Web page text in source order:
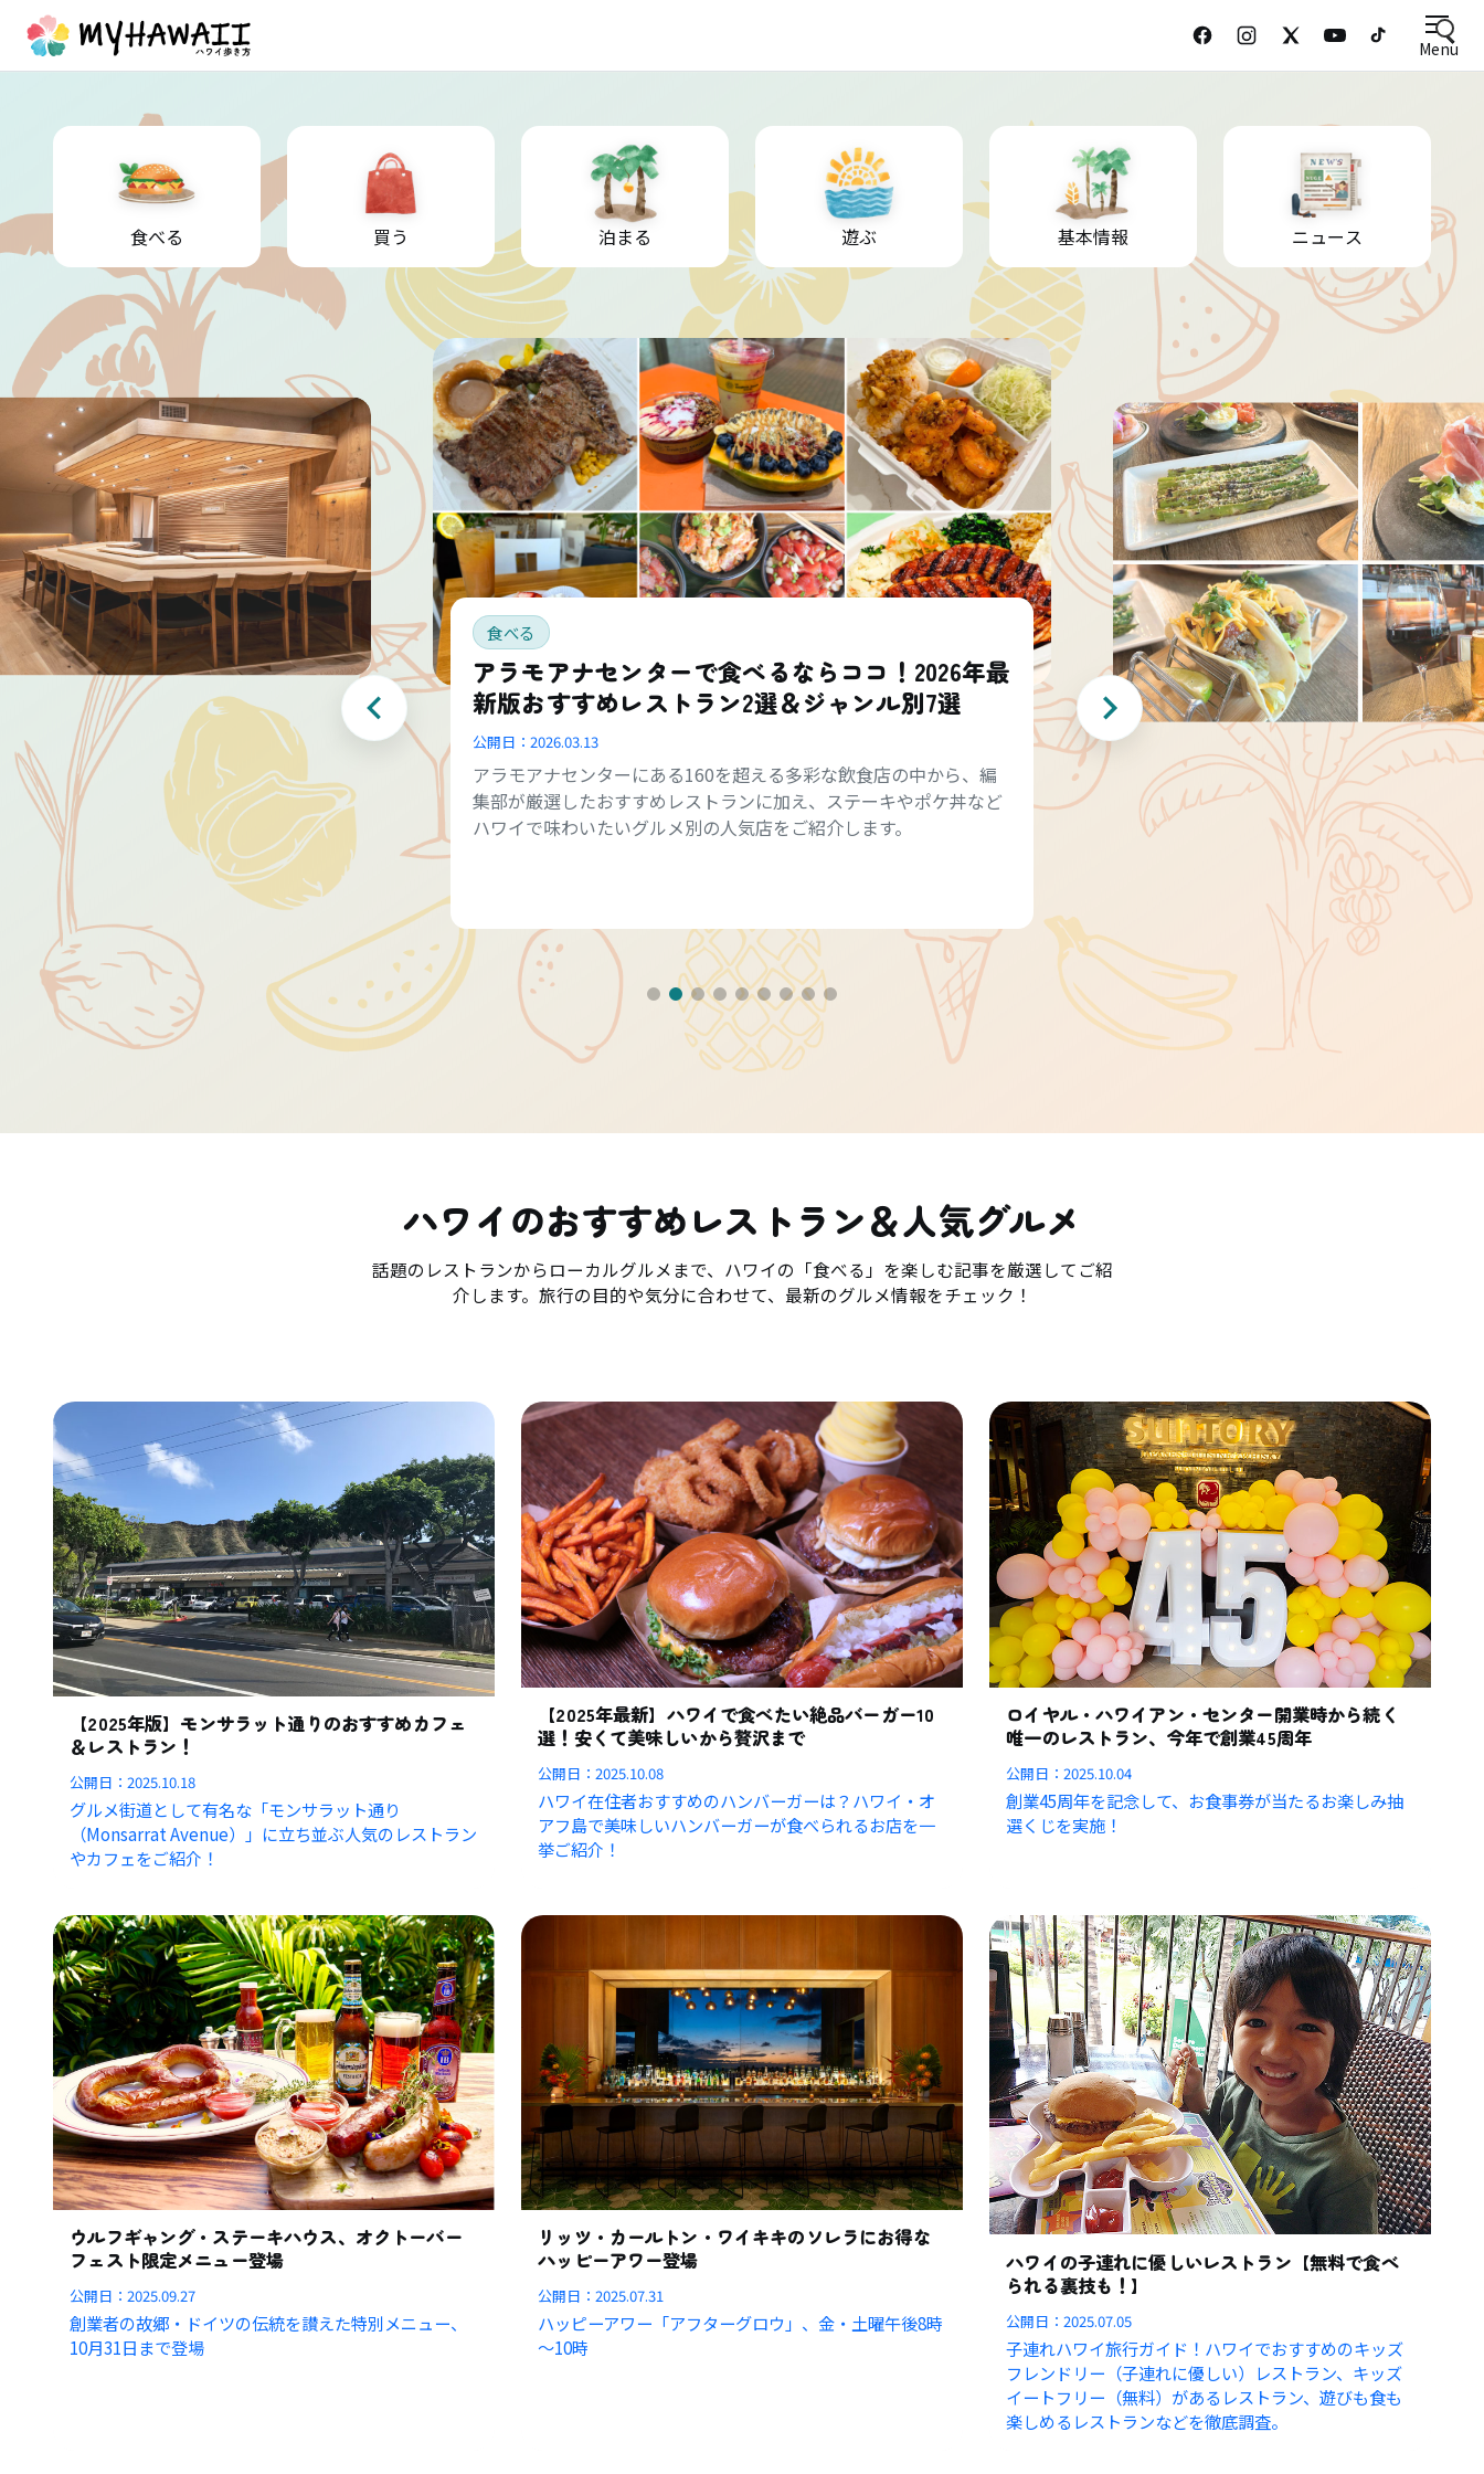
Menu
食べる 買う 泊まる 遊ぶ 基本情報 ニュース
食べる
アラモアナセンターで食べるならココ！2026年最
新版おすすめレストラン2選＆ジャンル別7選
公開日： 2026.03.13
アラモアナセンターにある160を超える多彩な飲食店の中から、編
集部が厳選したおすすめレストランに加え、ステーキやポケ丼など
ハワイで味わいたいグルメ別の人気店をご紹介します。
ハワイのおすすめレストラン＆人気グルメ
話題のレストランからローカルグルメまで、ハワイの「食べる」を楽しむ記事を厳選してご紹
介します。旅行の目的や気分に合わせて、最新のグルメ情報をチェック！
【2025年版】モンサラット通りのおすすめカフェ
＆レストラン！
公開日：2025.10.18
グルメ街道として有名な「モンサラット通り
（Monsarrat Avenue）」に立ち並ぶ人気のレストラン
やカフェをご紹介！
【2025年最新】ハワイで食べたい絶品バーガー10
選！安くて美味しいから贅沢まで
公開日：2025.10.08
ハワイ在住者おすすめのハンバーガーは？ハワイ・オ
アフ島で美味しいハンバーガーが食べられるお店を一
挙ご紹介！
ロイヤル・ハワイアン・センター開業時から続く
唯一のレストラン、今年で創業45周年
公開日：2025.10.04
創業45周年を記念して、お食事券が当たるお楽しみ抽
選くじを実施！
ウルフギャング・ステーキハウス、オクトーバー
フェスト限定メニュー登場
公開日：2025.09.27
創業者の故郷・ドイツの伝統を讃えた特別メニュー、
10月31日まで登場
リッツ・カールトン・ワイキキのソレラにお得な
ハッピーアワー登場
公開日：2025.07.31
ハッピーアワー「アフターグロウ」、金・土曜午後8時
～10時
ハワイの子連れに優しいレストラン【無料で食べ
られる裏技も！】
公開日：2025.07.05
子連れハワイ旅行ガイド！ハワイでおすすめのキッズ
フレンドリー（子連れに優しい）レストラン、キッズ
イートフリー（無料）があるレストラン、遊びも食も
楽しめるレストランなどを徹底調査。